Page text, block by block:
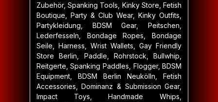
Zubehör, Spanking Tools, Kinky Store, Fetish
Boutique, Party & Club Wear, Kinky Outfits,
Partykleidung, BDSM Gear, Peitschen,
Lederfesseln, Bondage Ropes, Bondage
Seile, Harness, Wrist Wallets, Gay Friendly
Store Berlin, Paddle, Rohrstock, Bullwhip,
Reitgerte, Spanking Paddles, Flogger, BDSM
Equipment, BDSM Berlin Neukölln, Fetish
Accessories, Dominanz & Submission Gear,
Impact Toys, Handmade Whips,